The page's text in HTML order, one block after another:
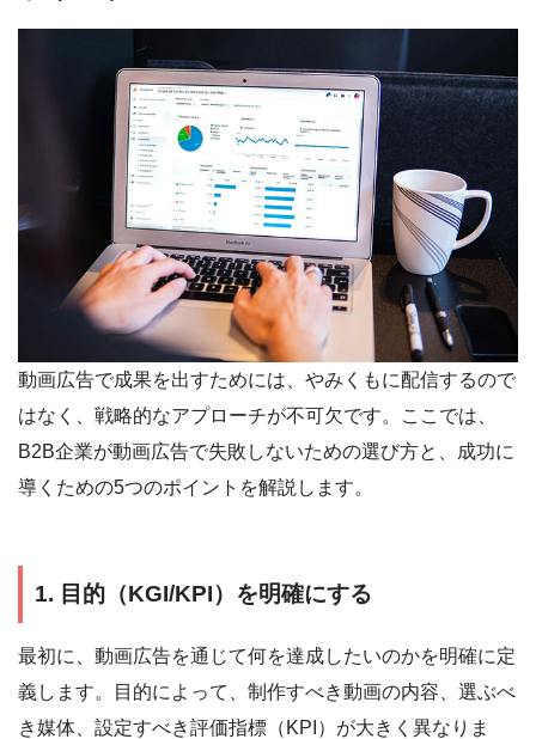
動画広告で成果を出すためには、やみくもに配信するので
はなく、戦略的なアプローチが不可欠です。ここでは、
B2B企業が動画広告で失敗しないための選び方と、成功に
導くための5つのポイントを解説します。
1. 目的（KGI/KPI）を明確にする
最初に、動画広告を通じて何を達成したいのかを明確に定
義します。目的によって、制作すべき動画の内容、選ぶべ
き媒体、設定すべき評価指標（KPI）が大きく異なりま